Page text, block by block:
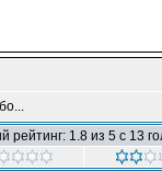
рейтинг: 1.8 из 5 с 13